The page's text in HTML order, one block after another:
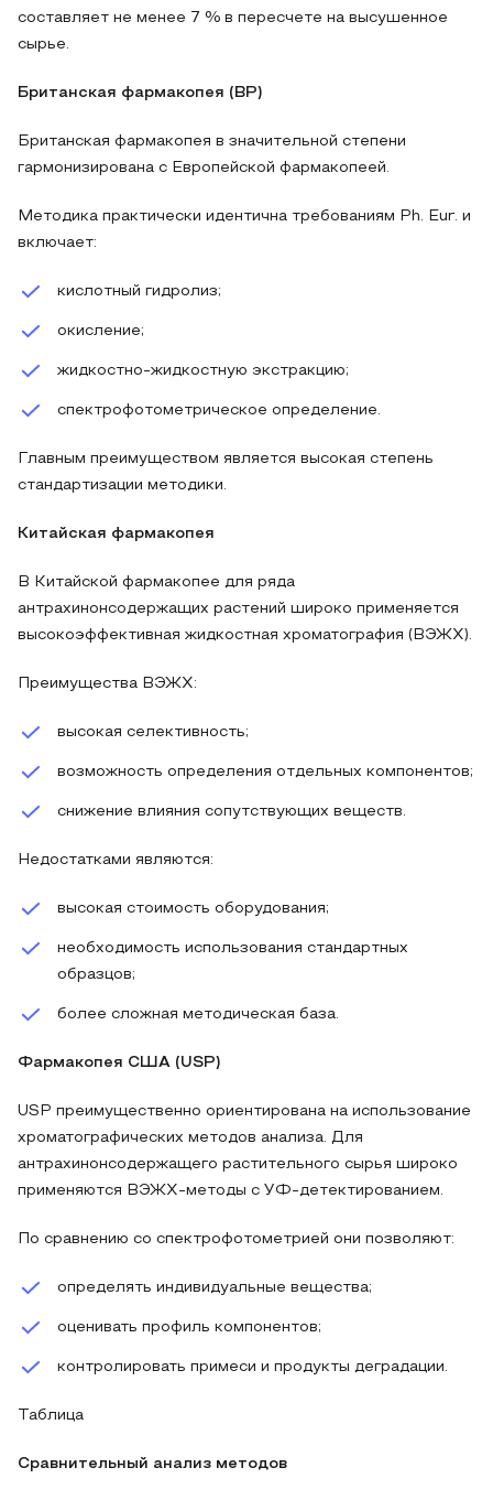
составляет не менее 7 % в пересчете на высушенное
сырье.
Британская фармакопея (BP)
Британская фармакопея в значительной степени
гармонизирована с Европейской фармакопеей.
Методика практически идентична требованиям Ph. Eur. и
включает:
кислотный гидролиз;
окисление;
жидкостно-жидкостную экстракцию;
спектрофотометрическое определение.
Главным преимуществом является высокая степень
стандартизации методики.
Китайская фармакопея
В Китайской фармакопее для ряда
антрахинонсодержащих растений широко применяется
высокоэффективная жидкостная хроматография (ВЭЖХ).
Преимущества ВЭЖХ:
высокая селективность;
возможность определения отдельных компонентов;
снижение влияния сопутствующих веществ.
Недостатками являются:
высокая стоимость оборудования;
необходимость использования стандартных
образцов;
более сложная методическая база.
Фармакопея США (USP)
USP преимущественно ориентирована на использование
хроматографических методов анализа. Для
антрахинонсодержащего растительного сырья широко
применяются ВЭЖХ-методы с УФ-детектированием.
По сравнению со спектрофотометрией они позволяют:
определять индивидуальные вещества;
оценивать профиль компонентов;
контролировать примеси и продукты деградации.
Таблица
Сравнительный анализ методов